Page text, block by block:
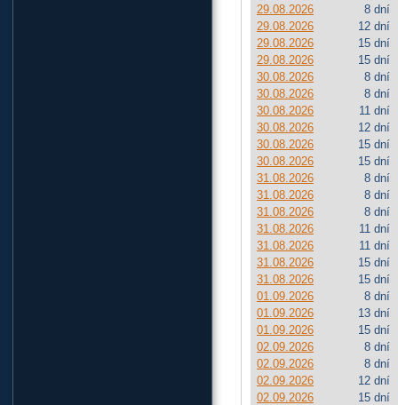
29.08.2026
8 dní
29.08.2026
12 dní
29.08.2026
15 dní
29.08.2026
15 dní
30.08.2026
8 dní
30.08.2026
8 dní
30.08.2026
11 dní
30.08.2026
12 dní
30.08.2026
15 dní
30.08.2026
15 dní
31.08.2026
8 dní
31.08.2026
8 dní
31.08.2026
8 dní
31.08.2026
11 dní
31.08.2026
11 dní
31.08.2026
15 dní
31.08.2026
15 dní
01.09.2026
8 dní
01.09.2026
13 dní
01.09.2026
15 dní
02.09.2026
8 dní
02.09.2026
8 dní
02.09.2026
12 dní
02.09.2026
15 dní